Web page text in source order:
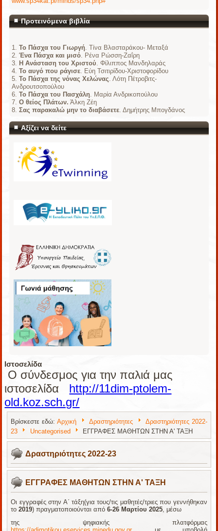
Προτεινόμενα βιβλία
Το Πάσχα του Γιωργή. Τίνα Βλασταράκου- Μεταξά
Ένα Πάσχα και μισό. Ρένα Ρώσση-Ζαΐρη
Η Ανάσταση του Χριστού. Φίλιππος Μανδηλαράς
Το αυγό που ράγισε. Εύη Τσιτιρίδου-Χριστοφορίδου
Το Πάσχα της νόνας Χελώνας. Λότη Πέτροβιτς-
Ανδρουτσοπούλου
Το Πάσχα του Πασχάλη. Μαρία Ανδρικοπούλου
Ο θείος Πλάτων. Άλκη Ζέη
Σας παρακαλώ μην το διαβάσετε. Δημήτρης Μπογδάνος
Αξίζει να δείτε
Ιστοσελίδα
Ο σύνδεσμος για την παλιά μας
ιστοσελίδα http://11dim-ptolem-
old.koz.sch.gr/
Βρίσκεστε εδώ:Αρχική Δραστηριότητες
Δραστηριότητες 2022-
23
Uncategorised ΕΓΓΡΑΦΕΣ ΜΑΘΗΤΩΝ ΣΤΗΝ Α' ΤΑΞΗ
Δραστηριότητες 2022-23
ΕΓΓΡΑΦΕΣ ΜΑΘΗΤΩΝ ΣΤΗΝ Α' ΤΑΞΗ
Οι εγγραφές στην Α΄ τάξη(για τους/τις μαθητές/τριες που γεννήθηκαν
το2019) πραγματοποιούνται από6-26 Μαρτίου 2025 , μέσω
της ψηφιακής πλατφόρμας